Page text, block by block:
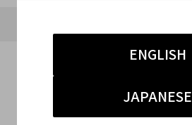
ENGLISH
JAPANESE